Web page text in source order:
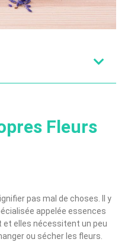
Fleurs
pas mal de choses. Il y
appelée essences
et elles nécessitent un peu
ou sécher les fleurs.